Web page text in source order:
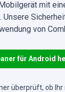
mit
Unsere
von
für Android
überprüft, ob